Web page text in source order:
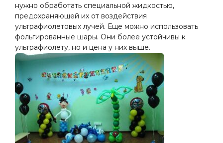
нужно обработать специальной жидкостью,
предохраняющей их от воздействия
ультрафиолетовых лучей. Еще можно использовать
фольгированные шары. Они более устойчивы к
ультрафиолету, но и цена у них выше.